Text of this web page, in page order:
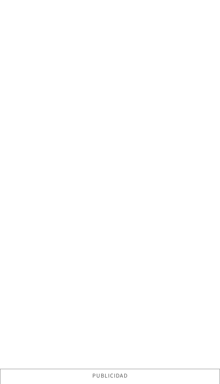
PUBLICIDAD